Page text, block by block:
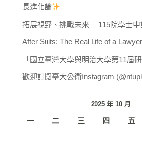
長進化論
拓展視野、挑戰未來— 115院學士申
After Suits: The Real Life of a Lawyer
「國立臺灣大學與明治大學第11屆研
歡迎訂閱臺大公衛Instagram
2025 年 10 月
一 二 三 四 五